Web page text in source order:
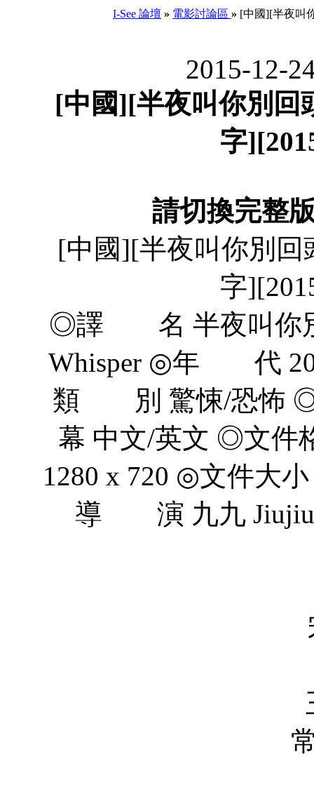
I-See 論壇 » 電影討論區 » [中國][半夜叫
2015-12-
[中國][半夜叫你別回
字
請切換完整
[中國][半夜叫你別回
字
◎譯 名 半夜叫你
Whisper ◎年 代
類 別 驚悚/恐
幕 中文/英文 ◎文件
1280 x 720 ◎文件
導 演 九九
宋嘉豪
王修浩
常笑笑